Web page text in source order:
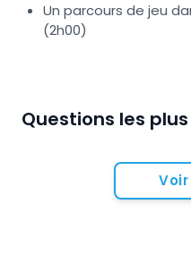
Un parcours de jeu
(2h00)
Questions les
Voir